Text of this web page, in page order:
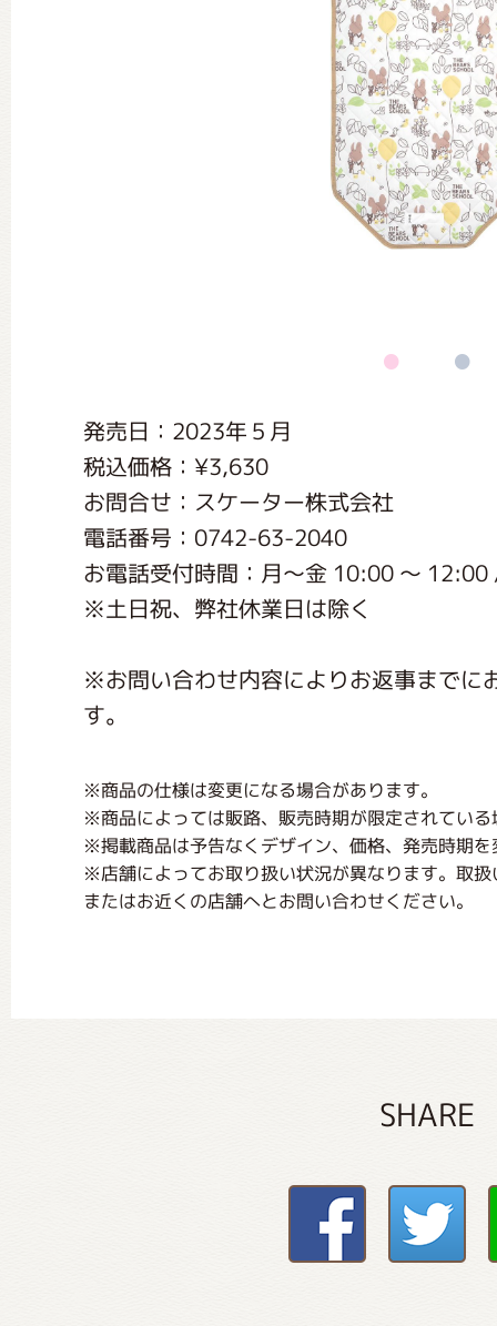
発売日：2023年５月
税込価格：¥3,630
お問合せ：スケーター株式会社
電話番号：0742-63-2040
お電話受付時間：月〜金 10:00 〜
※土日祝、弊社休業日は除く
※お問い合わせ内容によりお返事までに
す。
※商品の仕様は変更になる場合があります。
※商品によっては販路、販売時期が限定されてい
※掲載商品は予告なくデザイン、価格、発売時期
※店舗によってお取り扱い状況が異なります。取
またはお近くの店舗へとお問い合わせください。
SHARE
ミュージカル・コンサート
おたのしみコンテンツ(クイズ・
くまのがっこう 家庭科部